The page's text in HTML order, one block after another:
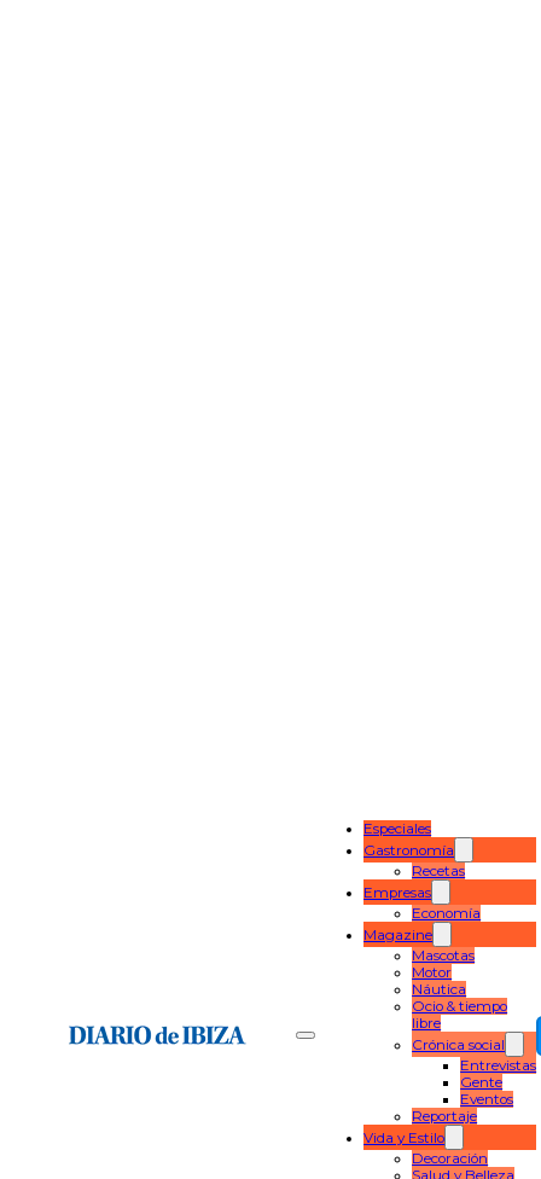
Especiales
Gastronomía
Recetas
Empresas
Economía
Magazine
Mascotas
Motor
Náutica
Ocio & tiempo
libre
Crónica social
Entrevistas
Gente
Eventos
Reportaje
Vida y Estilo
Decoración
Salud y Belleza